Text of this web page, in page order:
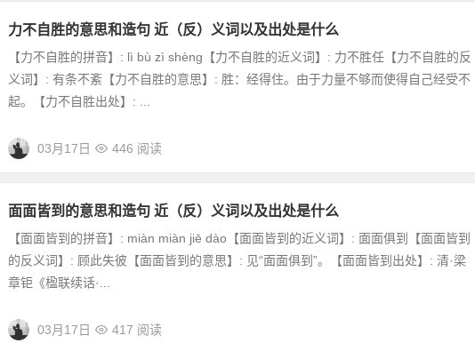
力不自胜的意思和造句 近（反）义词以及出处是什么
【力不自胜的拼音】: lì bù zì shèng【力不自胜的近义词】: 力不胜任【力不自胜的反
义词】: 有条不紊【力不自胜的意思】: 胜：经得住。由于力量不够而使得自己经受不
起。【力不自胜出处】: ...
03月17日 446 阅读
面面皆到的意思和造句 近（反）义词以及出处是什么
【面面皆到的拼音】: miàn miàn jiē dào【面面皆到的近义词】: 面面俱到【面面皆到
的反义词】: 顾此失彼【面面皆到的意思】: 见“面面俱到”。【面面皆到出处】: 清·梁
章钜《楹联续话·...
03月17日 417 阅读